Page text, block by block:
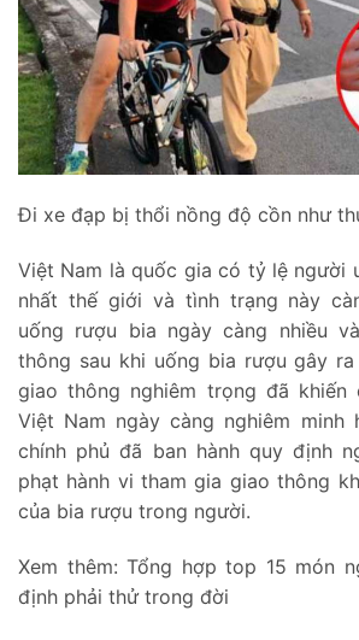
Đi xe đạp bị thổi nồng độ cồn như
Việt Nam là quốc gia có tỷ lệ người
nhất thế giới và tình trạng này
uống rượu bia ngày càng nhiều
thông sau khi uống bia rượu gây
giao thông nghiêm trọng đã khiến
Việt Nam ngày càng nghiêm minh
chính phủ đã ban hành quy định
phạt hành vi tham gia giao thông
của bia rượu trong người.
Xem thêm: Tổng hợp top 15 món
định phải thử trong đời